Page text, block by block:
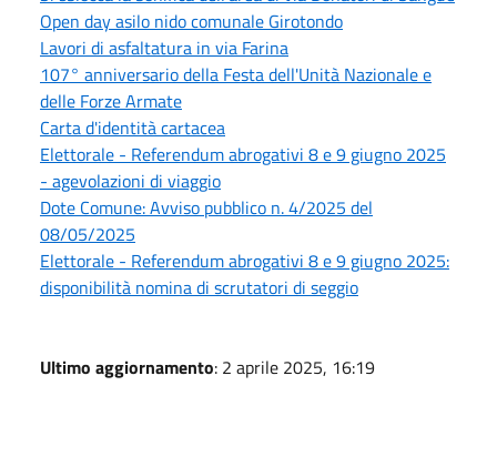
Open day asilo nido comunale Girotondo
Lavori di asfaltatura in via Farina
107° anniversario della Festa dell'Unità Nazionale e
delle Forze Armate
Carta d'identità cartacea
Elettorale - Referendum abrogativi 8 e 9 giugno 2025
- agevolazioni di viaggio
Dote Comune: Avviso pubblico n. 4/2025 del
08/05/2025
Elettorale - Referendum abrogativi 8 e 9 giugno 2025:
disponibilità nomina di scrutatori di seggio
Ultimo aggiornamento: 2 aprile 2025, 16:19